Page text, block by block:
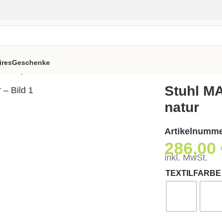
Geschenke
Stuhl
natur
286,00
inkl. MwSt.
TEXTILFARBE